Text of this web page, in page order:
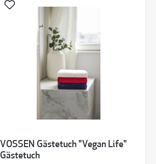
VOSSEN Gästetuch "Vegan Life"
Gästetuch